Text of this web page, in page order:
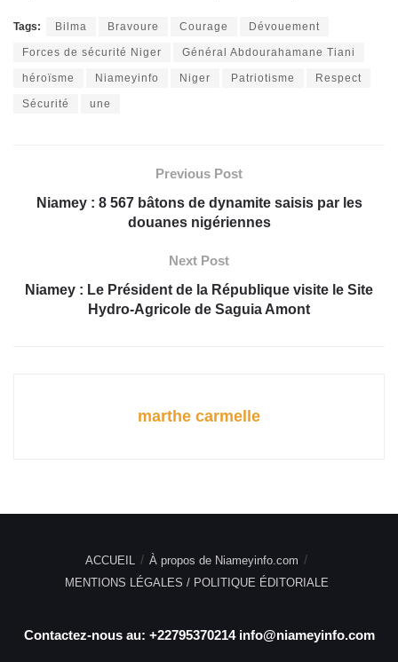
Tags: Bilma Bravoure Courage Dévouement
Forces de sécurité Niger Général Abdourahamane Tiani
héroïsme Niameyinfo Niger Patriotisme Respect
Sécurité une
Previous Post
Niamey : 8 567 bâtons de dynamite saisis par les
douanes nigériennes
Next Post
Niamey : Le Président de la République visite le Site
Hydro-Agricole de Saguia Amont
marthe carmelle
ACCUEIL
À propos de Niameyinfo.com
MENTIONS LÉGALES / POLITIQUE ÉDITORIALE
Contactez-nous au: +22795370214 info@niameyinfo.com